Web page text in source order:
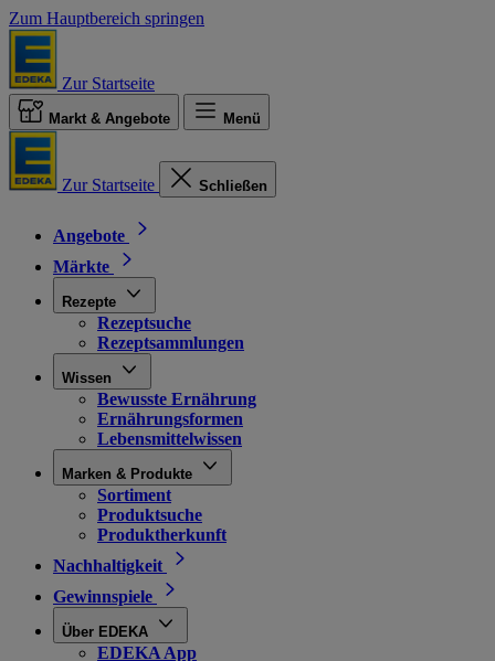
Zum Hauptbereich springen
Zur Startseite
Markt & Angebote Menü
Zur Startseite Schließen
Angebote
Märkte
Rezepte
Rezeptsuche
Rezeptsammlungen
Wissen
Bewusste Ernährung
Ernährungsformen
Lebensmittelwissen
Marken & Produkte
Sortiment
Produktsuche
Produktherkunft
Nachhaltigkeit
Gewinnspiele
Über EDEKA
EDEKA App